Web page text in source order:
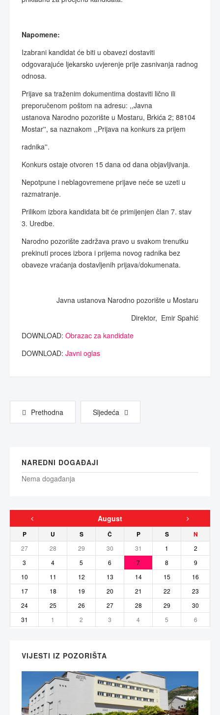
Napomene:
Izabrani kandidat će biti u obavezi dostaviti
odgovarajuće ljekarsko uvjerenje prije zasnivanja radnog
odnosa.
Prijave sa traženim dokumentima dostaviti lično ili
preporučenom poštom na adresu: ,,Javna
ustanova Narodno pozorište u Mostaru, Brkića 2; 88104
Mostar'', sa naznakom ,,Prijava na konkurs za prijem
radnika''.
Konkurs ostaje otvoren 15 dana od dana objavljivanja.
Nepotpune i neblagovremene prijave neće se uzeti u
razmatranje.
Prilikom izbora kandidata bit će primijenjen član 7. stav
3. Uredbe.
Narodno pozorište zadržava pravo u svakom trenutku
prekinuti proces izbora i prijema novog radnika bez
obaveze vraćanja dostavljenih prijava/dokumenata.
Javna ustanova Narodno pozorište u Mostaru
Direktor, Emir Spahić
DOWNLOAD: Obrazac za kandidate
DOWNLOAD: Javni oglas
Prethodna Sljedeća
NAREDNI DOGAĐAJI
Nema događanja
August
P U S Č P S N
27 28 29 30 31 1
2
3
4 5 6 7 8
9
10
11 12 13 14 15
16
17
18 19 20 21 22
23
24
25 26 27 28 29
30
31
1 2 3 4 5 6
VIJESTI IZ POZORIŠTA